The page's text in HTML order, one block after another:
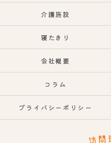
介護施設
寝たきり
会社概要
コラム
プライバシーポリシー